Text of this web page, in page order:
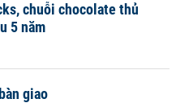
chuỗi chocolate thủ
5 năm
giao